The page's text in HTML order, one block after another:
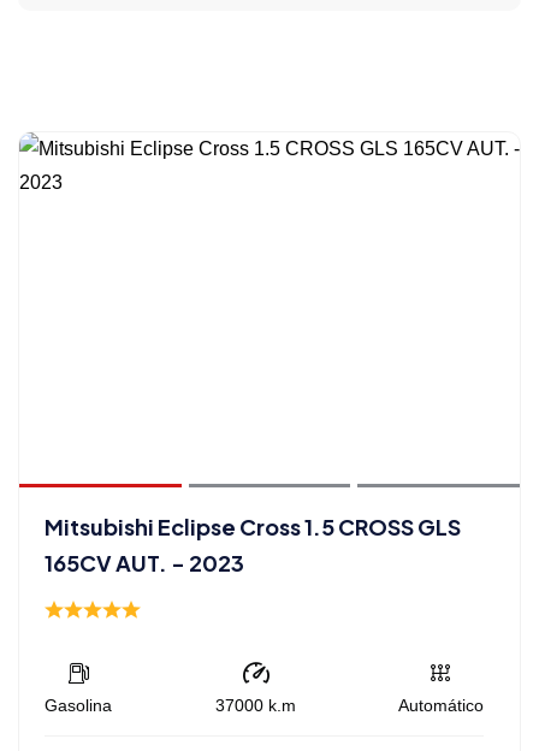
Mitsubishi Eclipse Cross 1.5 CROSS GLS
165CV AUT. - 2023
Gasolina 37000k.m Automático